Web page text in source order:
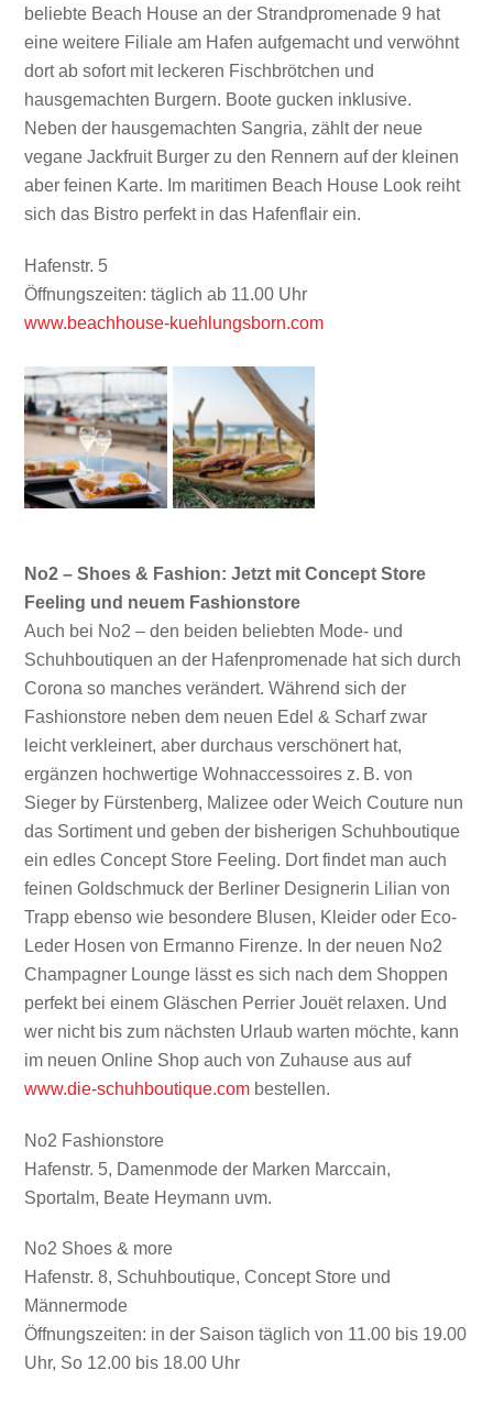
beliebte Beach House an der Strandpromenade 9 hat
eine weitere Filiale am Hafen aufgemacht und verwöhnt
dort ab sofort mit leckeren Fischbrötchen und
hausgemachten Burgern. Boote gucken inklusive.
Neben der hausgemachten Sangria, zählt der neue
vegane Jackfruit Burger zu den Rennern auf der kleinen
aber feinen Karte. Im maritimen Beach House Look reiht
sich das Bistro perfekt in das Hafenflair ein.
Hafenstr. 5
Öffnungszeiten: täglich ab 11.00 Uhr
www.beachhouse-kuehlungsborn.com
No2 – Shoes & Fashion: Jetzt mit Concept Store
Feeling und neuem Fashionstore
Auch bei No2 – den beiden beliebten Mode- und
Schuhboutiquen an der Hafenpromenade hat sich durch
Corona so manches verändert. Während sich der
Fashionstore neben dem neuen Edel & Scharf zwar
leicht verkleinert, aber durchaus verschönert hat,
ergänzen hochwertige Wohnaccessoires z. B. von
Sieger by Fürstenberg, Malizee oder Weich Couture nun
das Sortiment und geben der bisherigen Schuhboutique
ein edles Concept Store Feeling. Dort findet man auch
feinen Goldschmuck der Berliner Designerin Lilian von
Trapp ebenso wie besondere Blusen, Kleider oder Eco-
Leder Hosen von Ermanno Firenze. In der neuen No2
Champagner Lounge lässt es sich nach dem Shoppen
perfekt bei einem Gläschen Perrier Jouët relaxen. Und
wer nicht bis zum nächsten Urlaub warten möchte, kann
im neuen Online Shop auch von Zuhause aus auf
www.die-schuhboutique.com bestellen.
No2 Fashionstore
Hafenstr. 5, Damenmode der Marken Marccain,
Sportalm, Beate Heymann uvm.
No2 Shoes & more
Hafenstr. 8, Schuhboutique, Concept Store und
Männermode
Öffnungszeiten: in der Saison täglich von 11.00 bis 19.00
Uhr, So 12.00 bis 18.00 Uhr